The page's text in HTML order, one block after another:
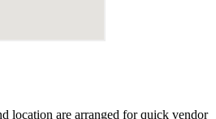
location are arranged for quick vendor